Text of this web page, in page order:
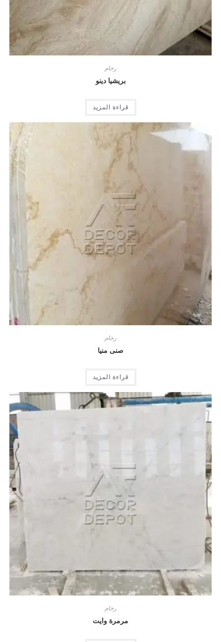
رخام
بريشيا دينو
قراءة المزيد
رخام
صنى منيا
قراءة المزيد
رخام
مرمرة وايت